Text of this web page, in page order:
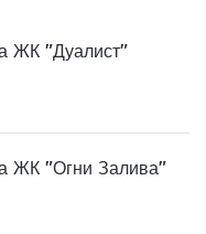
ЖК "Дуалист"
ЖК "Огни Залива"